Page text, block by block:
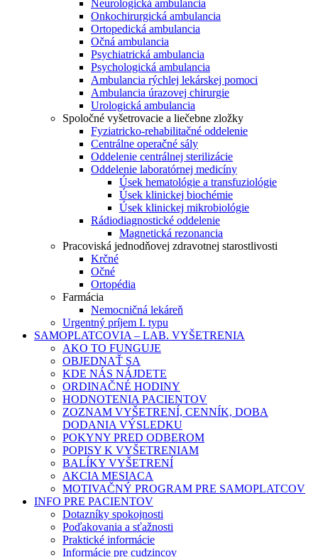
Neurologická ambulancia
Onkochirurgická ambulancia
Ortopedická ambulancia
Očná ambulancia
Psychiatrická ambulancia
Psychologická ambulancia
Ambulancia rýchlej lekárskej pomoci
Ambulancia úrazovej chirurgie
Urologická ambulancia
Spoločné vyšetrovacie a liečebne zložky
Fyziatricko-rehabilitačné oddelenie
Centrálne operačné sály
Oddelenie centrálnej sterilizácie
Oddelenie laboratórnej medicíny
Úsek hematológie a transfuziológie
Úsek klinickej biochémie
Úsek klinickej mikrobiológie
Rádiodiagnostické oddelenie
Magnetická rezonancia
Pracoviská jednodňovej zdravotnej starostlivosti
Krčné
Očné
Ortopédia
Farmácia
Nemocničná lekáreň
Urgentný príjem I. typu
SAMOPLATCOVIA – LAB. VYŠETRENIA
AKO TO FUNGUJE
OBJEDNAŤ SA
KDE NÁS NÁJDETE
ORDINAČNÉ HODINY
HODNOTENIA PACIENTOV
ZOZNAM VYŠETRENÍ, CENNÍK, DOBA
DODANIA VÝSLEDKU
POKYNY PRED ODBEROM
POPISY K VYŠETRENIAM
BALÍKY VYŠETRENÍ
AKCIA MESIACA
MOTIVAČNÝ PROGRAM PRE SAMOPLATCOV
INFO PRE PACIENTOV
Dotazníky spokojnosti
Poďakovania a sťažnosti
Praktické informácie
Informácie pre cudzincov